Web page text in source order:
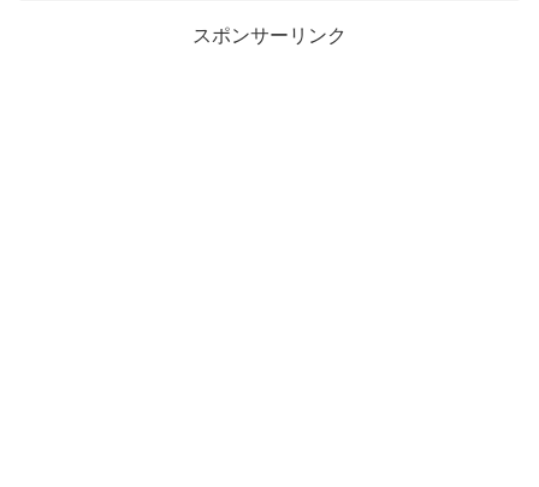
スポンサーリンク